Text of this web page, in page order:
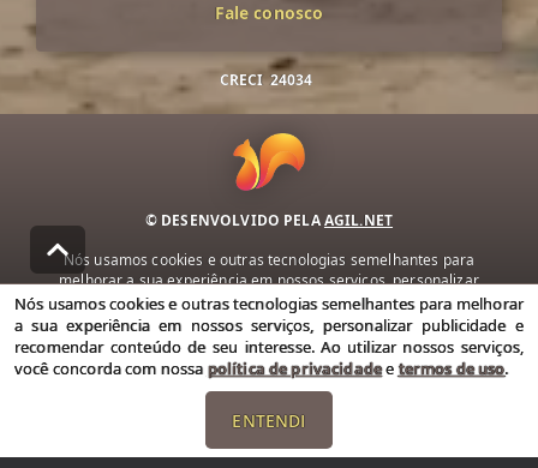
Fale conosco
CRECI 24034
© DESENVOLVIDO PELAAGIL.NET
Nós usamos cookies e outras tecnologias semelhantes para
melhorar a sua experiência em nossos serviços, personalizar
publicidade e recomendar conteúdo de seu interesse. Ao utilizar
nossos serviços, você concorda com nossa política de privacidade e
termos de uso.
Política de Privacidade Termos de uso
Nós usamos cookies e outras tecnologias semelhantes para melhorar
a sua experiência em nossos serviços, personalizar publicidade e
recomendar conteúdo de seu interesse. Ao utilizar nossos serviços,
você concorda com nossa política de privacidadeetermos de uso.
ENTENDI